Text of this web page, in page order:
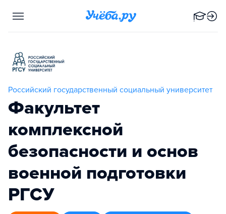
Российский государственный социальный университет
Факультет
комплексной
безопасности и основ
военной подготовки
РГСУ